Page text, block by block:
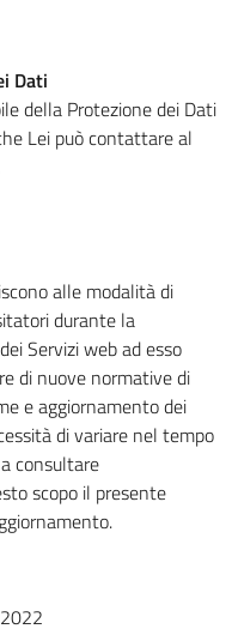
Dati
della Protezione dei Dati
Lei può contattare al
alle modalità di
durante la
Servizi web ad esso
di nuove normative di
e aggiornamento dei
di variare nel tempo
consultare
scopo il presente